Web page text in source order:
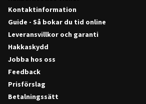
Kontaktinformation
Guide - Så bokar du tid online
Leveransvillkor och garanti
Hakkaskydd
Jobba hos oss
Feedback
Prisförslag
Betalningssätt